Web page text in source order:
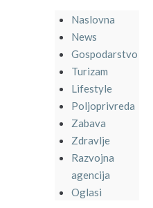
Naslovna
News
Gospodarstvo
Turizam
Lifestyle
Poljoprivreda
Zabava
Zdravlje
Razvojna
agencija
Oglasi